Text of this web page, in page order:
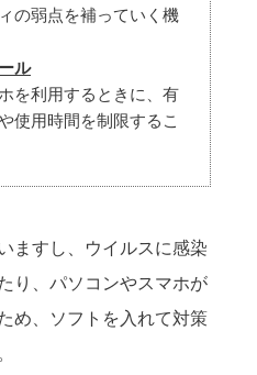
の弱点を補っていく機
ル
を利用するときに、有
使用時間を制限するこ
ますし、ウイルスに感染
り、パソコンやスマホが
め、ソフトを入れて対策